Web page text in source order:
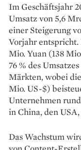
Im Geschäftsjahr
Umsatz von 5,6
einer Steigerung
Vorjahr entspricht.
Mio. Yuan (138
76 % des
Märkten, wobei
Mio. US-$)
Unternehmen
in China, den
Das Wachstum